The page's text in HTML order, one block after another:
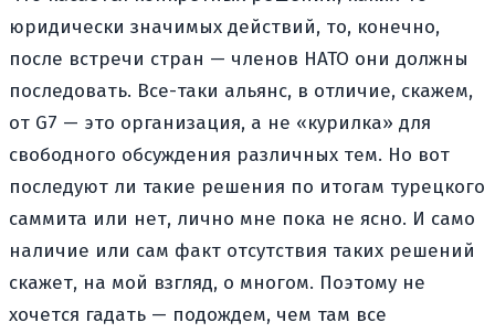
юридически значимых действий, то, конечно,
после встречи стран — членов НАТО они должны
последовать. Все-таки альянс, в отличие, скажем,
от G7 — это организация, а не «курилка» для
свободного обсуждения различных тем. Но вот
последуют ли такие решения по итогам турецкого
саммита или нет, лично мне пока не ясно. И само
наличие или сам факт отсутствия таких решений
скажет, на мой взгляд, о многом. Поэтому не
хочется гадать — подождем, чем там все